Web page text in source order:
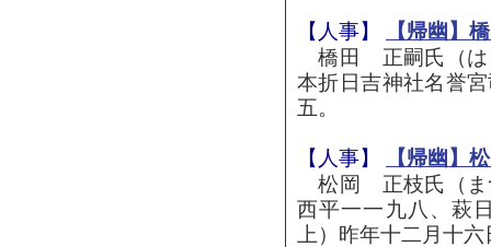
【人事】
【帰幽】
橋田 正嗣氏（は
本折日吉神社名誉
五。
【人事】
【帰幽】
松岡 正枝氏（ま
西平一一九八、萩
上）昨年十二月十